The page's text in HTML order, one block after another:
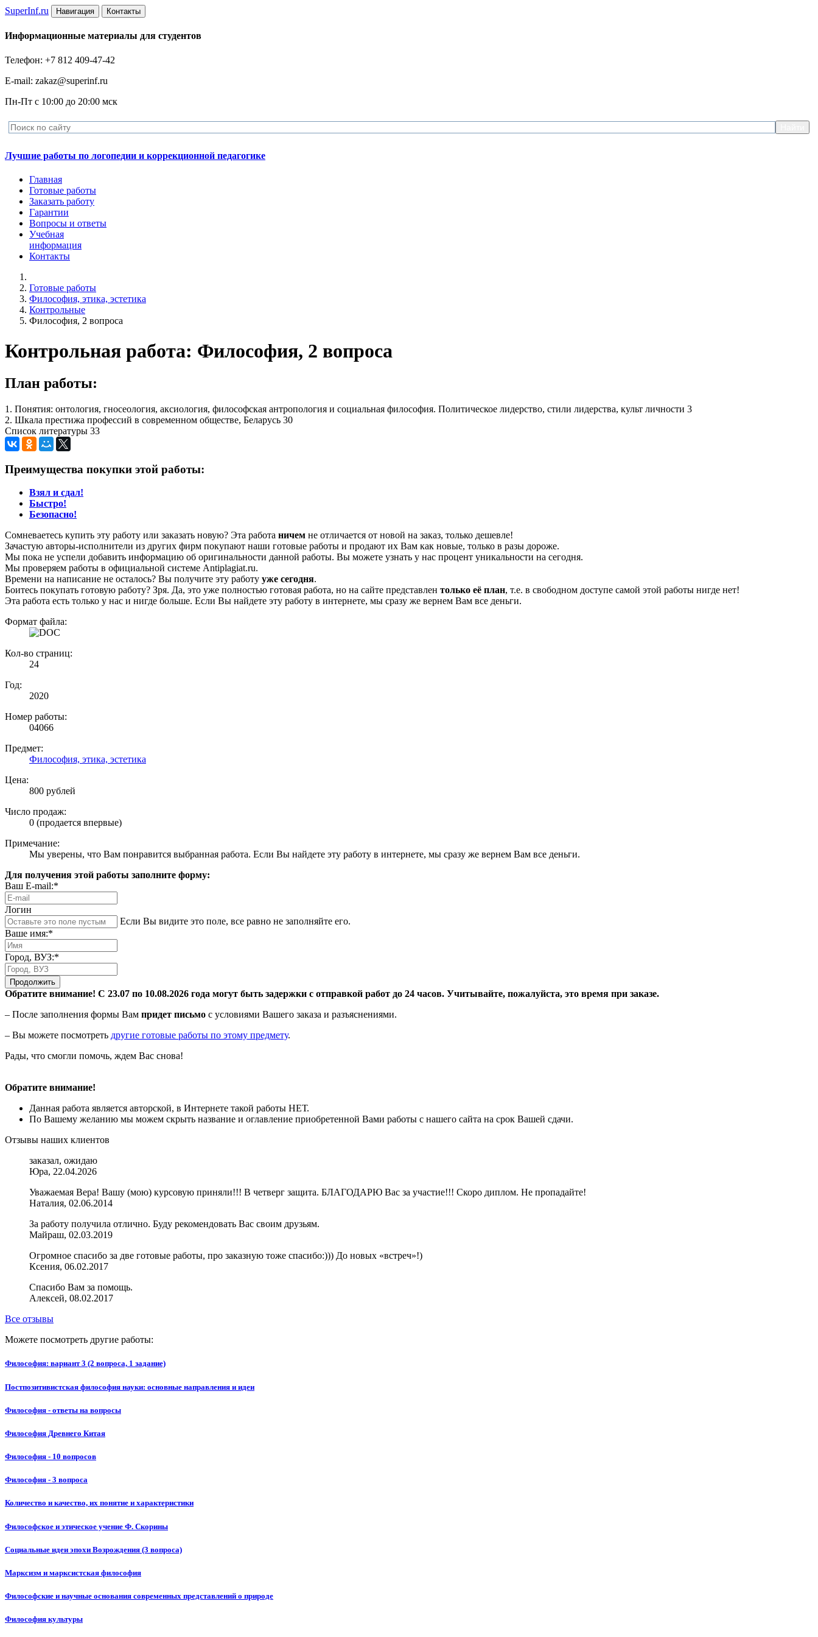
SuperInf.ru Навигация Контакты
Информационные материалы для студентов
Телефон: +7 812 409-47-42
E-mail: zakaz@superinf.ru
Пн-Пт с 10:00 до 20:00 мск
Лучшие работы по логопедии и коррекционной педагогике
Главная
Готовые работы
Заказать работу
Гарантии
Вопросы и ответы
Учебная
информация
Контакты
Готовые работы
Философия, этика, эстетика
Контрольные
Философия, 2 вопроса
Контрольная работа: Философия, 2 вопроса
План работы:
1. Понятия: онтология, гносеология, аксиология, философская антропология и социальная философия. Политическое лидерство, стили лидерства, культ личности 3
2. Шкала престижа профессий в современном обществе, Беларусь 30
Список литературы 33
Преимущества покупки этой работы:
Взял и сдал!
Быстро!
Безопасно!
Сомневаетесь купить эту работу или заказать новую? Эта работа ничем не отличается от новой на заказ, только дешевле!
Зачастую авторы-исполнители из других фирм покупают наши готовые работы и продают их Вам как новые, только в разы дороже.
Мы пока не успели добавить информацию об оригинальности данной работы. Вы можете узнать у нас процент уникальности на сегодня.
Мы проверяем работы в официальной системе Аntiplagiat.ru.
Времени на написание не осталось? Вы получите эту работу уже сегодня.
Боитесь покупать готовую работу? Зря. Да, это уже полностью готовая работа, но на сайте представлен только её план, т.е. в свободном доступе самой этой работы нигде нет!
Эта работа есть только у нас и нигде больше. Если Вы найдете эту работу в интернете, мы сразу же вернем Вам все деньги.
Формат файла:
Кол-во страниц:
24
Год:
2020
Номер работы:
04066
Предмет:
Философия, этика, эстетика
Цена:
800 рублей
Число продаж:
0 (продается впервые)
Примечание:
Мы уверены, что Вам понравится выбранная работа. Если Вы найдете эту работу в интернете, мы сразу же вернем Вам все деньги.
Для получения этой работы заполните форму:
Ваш E-mail:*
Логин
Если Вы видите это поле, все равно не заполняйте его.
Ваше имя:*
Город, ВУЗ:*
Продолжить
Обратите внимание! С 23.07 по 10.08.2026 года могут быть задержки с отправкой работ до 24 часов. Учитывайте, пожалуйста, это время при заказе.
– После заполнения формы Вам придет письмо с условиями Вашего заказа и разъяснениями.
– Вы можете посмотреть другие готовые работы по этому предмету.
Рады, что смогли помочь, ждем Вас снова!
Обратите внимание!
Данная работа является авторской, в Интернете такой работы НЕТ.
По Вашему желанию мы можем скрыть название и оглавление приобретенной Вами работы с нашего сайта на срок Вашей сдачи.
Отзывы наших клиентов
заказал, ожидаю
Юра, 22.04.2026
Уважаемая Вера! Вашу (мою) курсовую приняли!!! В четверг защита. БЛАГОДАРЮ Вас за участие!!! Скоро диплом. Не пропадайте!
Наталия, 02.06.2014
За работу получила отлично. Буду рекомендовать Вас своим друзьям.
Майраш, 02.03.2019
Огромное спасибо за две готовые работы, про заказную тоже спасибо:))) До новых «встреч»!)
Ксения, 06.02.2017
Спасибо Вам за помощь.
Алексей, 08.02.2017
Все отзывы
Можете посмотреть другие работы:
Философия: вариант 3 (2 вопроса, 1 задание)
Постпозитивистская философия науки: основные направления и идеи
Философия - ответы на вопросы
Философия Древнего Китая
Философия - 10 вопросов
Философия - 3 вопроса
Количество и качество, их понятие и характеристики
Философское и этическое учение Ф. Скорины
Социальные идеи эпохи Возрождения (3 вопроса)
Марксизм и марксистская философия
Философские и научные основания современных представлений о природе
Философия культуры